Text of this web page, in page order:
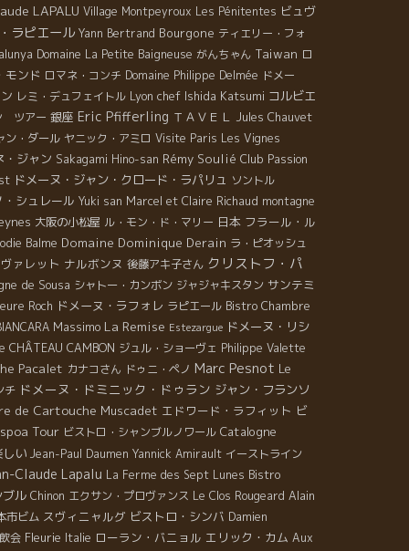
LAPALU Village Montpeyroux Les Pénitentes ビュヴ
ラピエール Yann Bertrand Bourgone ティエリー・フォ
Domaine La Petite Baigneuse がんちゃん Taiwan ロ
モンド ロマネ・コンチ Domaine Philippe Delmée ドメー
レミ・デュフェイトル Lyon chef Ishida Katsumi コルビエ
ツアー 銀座 Eric Pfifferling ＴＡＶＥＬ Jules Chauvet
ン・ダール ヤニック・アミロ Visite Paris Les Vignes
・ジャン Sakagami Hino-san Rémy Soulié Club Passion
ドメーヌ・ジャン・クロード・ラパリュ ソントル
・シュレール Yuki san Marcel et Claire Richaud montagne
大阪の小松屋 ル・モン・ド・マリー 日本 フラール・ル
Balme Domaine Dominique Derain ラ・ピオッシュ
ァレット ナルボンヌ 後藤アキ子さん クリストフ・パ
de Sousa シャトー・カンボン ジャジャキスタン サンテミ
Roch ドメーヌ・ラフォレ ラピエール Bistro Chambre
Massimo La Remise Estezargue ドメーヌ・リシ
CHÂTEAU CAMBON ジュル・ショーヴェ Philippe Valette
Pacalet カナコさん ドゥニ・ペノ Marc Pesnot Le
チ ドメーヌ・ドミニック・ドゥラン ジャン・フランソ
de Cartouche Muscadet エドワード・ラフィット ビ
Tour ビストロ・シャンブルノワール Catalogne
しい Jean-Paul Daumen Yannick Amirault イーストライン
Claude Lapalu La Ferme des Sept Lunes Bistro
ブル Chinon エクサン・プロヴァンス Le Clos Rougeard Alain
市ビム スヴィニャルグ ビストロ・シンバ Damien
会 Fleurie Italie ローラン・バニョル エリック・カム Aux